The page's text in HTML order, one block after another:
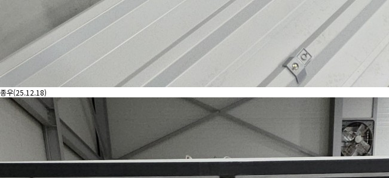
종우(25.12.18)